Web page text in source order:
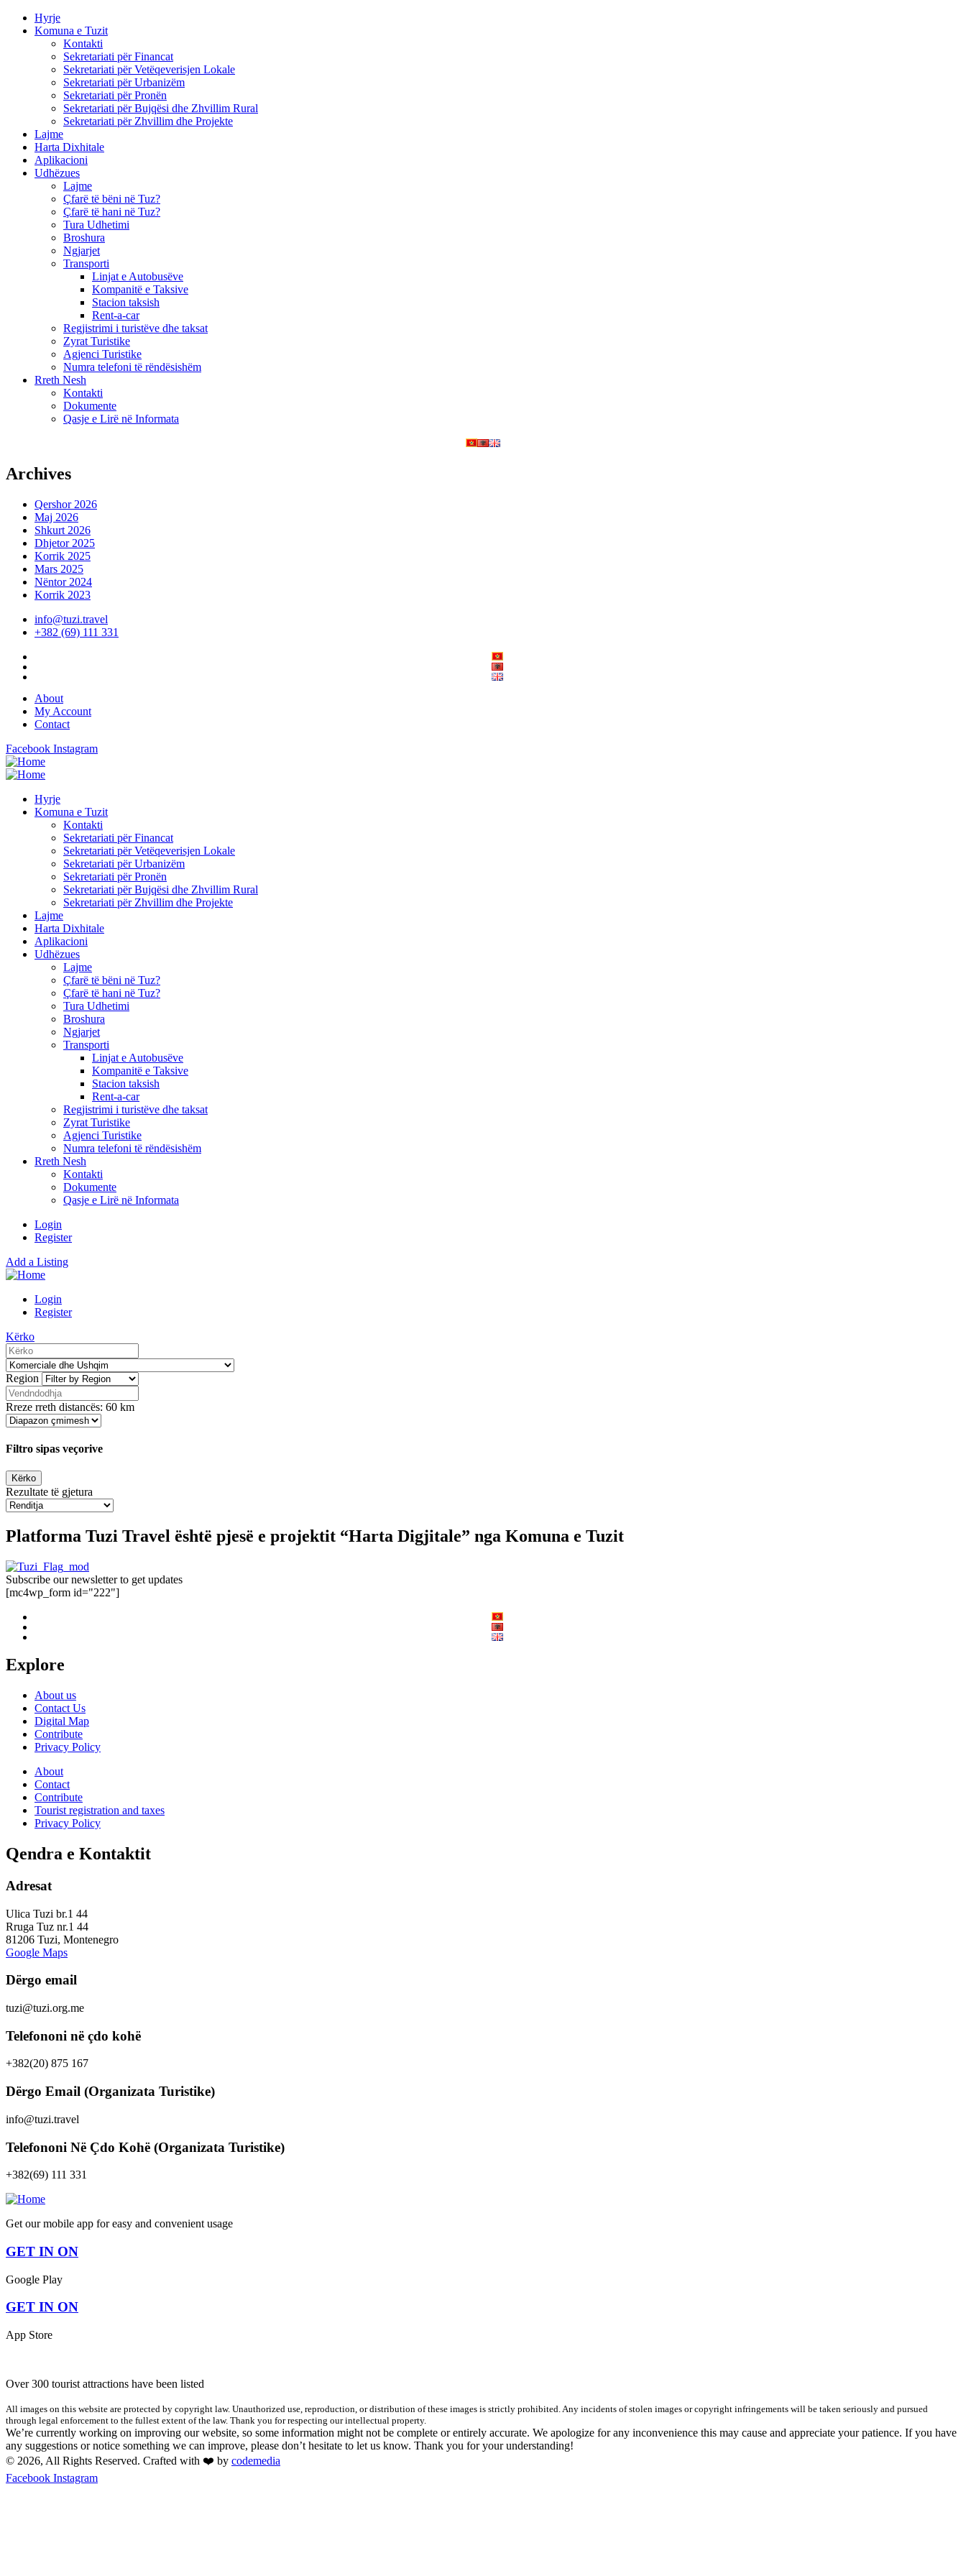
Hyrje
Komuna e Tuzit
Kontakti
Sekretariati për Financat
Sekretariati për Vetëqeverisjen Lokale
Sekretariati për Urbanizëm
Sekretariati për Pronën
Sekretariati për Bujqësi dhe Zhvillim Rural
Sekretariati për Zhvillim dhe Projekte
Lajme
Harta Dixhitale
Aplikacioni
Udhëzues
Lajme
Çfarë të bëni në Tuz?
Çfarë të hani në Tuz?
Tura Udhetimi
Broshura
Ngjarjet
Transporti
Linjat e Autobusëve
Kompanitë e Taksive
Stacion taksish
Rent-a-car
Regjistrimi i turistëve dhe taksat
Zyrat Turistike
Agjenci Turistike
Numra telefoni të rëndësishëm
Rreth Nesh
Kontakti
Dokumente
Qasje e Lirë në Informata
Archives
Qershor 2026
Maj 2026
Shkurt 2026
Dhjetor 2025
Korrik 2025
Mars 2025
Nëntor 2024
Korrik 2023
info@tuzi.travel
+382 (69) 111 331
About
My Account
Contact
Facebook Instagram
Hyrje
Komuna e Tuzit
Kontakti
Sekretariati për Financat
Sekretariati për Vetëqeverisjen Lokale
Sekretariati për Urbanizëm
Sekretariati për Pronën
Sekretariati për Bujqësi dhe Zhvillim Rural
Sekretariati për Zhvillim dhe Projekte
Lajme
Harta Dixhitale
Aplikacioni
Udhëzues
Lajme
Çfarë të bëni në Tuz?
Çfarë të hani në Tuz?
Tura Udhetimi
Broshura
Ngjarjet
Transporti
Linjat e Autobusëve
Kompanitë e Taksive
Stacion taksish
Rent-a-car
Regjistrimi i turistëve dhe taksat
Zyrat Turistike
Agjenci Turistike
Numra telefoni të rëndësishëm
Rreth Nesh
Kontakti
Dokumente
Qasje e Lirë në Informata
Login
Register
Add a Listing
Login
Register
Kërko
Region
Rreze rreth distancës: 60 km
Filtro sipas veçorive
Rezultate të gjetura
Platforma Tuzi Travel është pjesë e projektit “Harta Digjitale” nga Komuna e Tuzit
Subscribe our newsletter to get updates
[mc4wp_form id="222"]
Explore
About us
Contact Us
Digital Map
Contribute
Privacy Policy
About
Contact
Contribute
Tourist registration and taxes
Privacy Policy
Qendra e Kontaktit
Adresat
Ulica Tuzi br.1 44
Rruga Tuz nr.1 44
81206 Tuzi, Montenegro
Google Maps
Dërgo email
tuzi@tuzi.org.me
Telefononi në çdo kohë
+382(20) 875 167
Dërgo Email (Organizata Turistike)
info@tuzi.travel
Telefononi Në Çdo Kohë (Organizata Turistike)
+382(69) 111 331
Get our mobile app for easy and convenient usage
GET IN ON
Google Play
GET IN ON
App Store
Over 300 tourist attractions have been listed
All images on this website are protected by copyright law. Unauthorized use, reproduction, or distribution of these images is strictly prohibited. Any incidents of stolen images or copyright infringements will be taken seriously and pursued
through legal enforcement to the fullest extent of the law. Thank you for respecting our intellectual property.
We’re currently working on improving our website, so some information might not be complete or entirely accurate. We apologize for any inconvenience this may cause and appreciate your patience. If you have
any suggestions or notice something we can improve, please don’t hesitate to let us know. Thank you for your understanding!
© 2026, All Rights Reserved. Crafted with ❤️ by codemedia
Facebook Instagram